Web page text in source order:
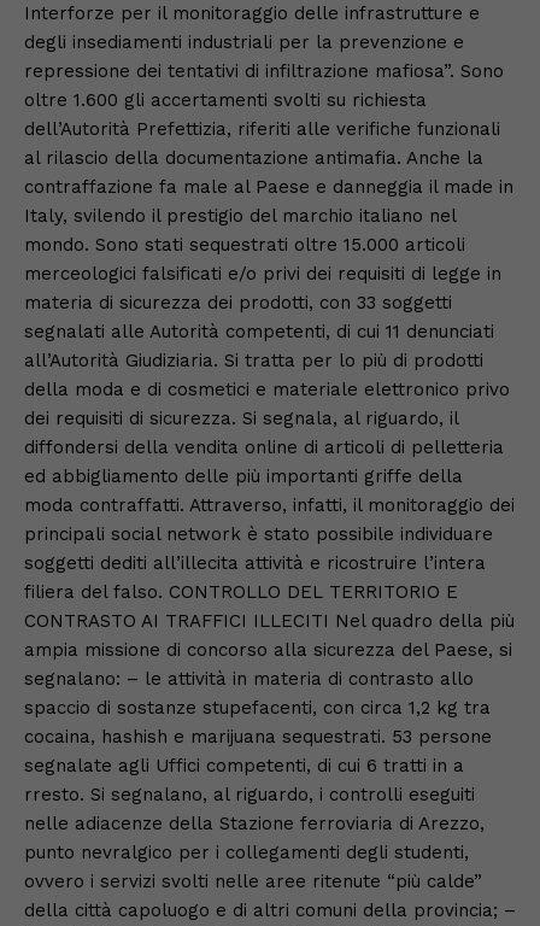
Interforze per il monitoraggio delle infrastrutture e
degli insediamenti industriali per la prevenzione e
repressione dei tentativi di infiltrazione mafiosa”. Sono
oltre 1.600 gli accertamenti svolti su richiesta
dell’Autorità Prefettizia, riferiti alle verifiche funzionali
al rilascio della documentazione antimafia. Anche la
contraffazione fa male al Paese e danneggia il made in
Italy, svilendo il prestigio del marchio italiano nel
mondo. Sono stati sequestrati oltre 15.000 articoli
merceologici falsificati e/o privi dei requisiti di legge in
materia di sicurezza dei prodotti, con 33 soggetti
segnalati alle Autorità competenti, di cui 11 denunciati
all’Autorità Giudiziaria. Si tratta per lo più di prodotti
della moda e di cosmetici e materiale elettronico privo
dei requisiti di sicurezza. Si segnala, al riguardo, il
diffondersi della vendita online di articoli di pelletteria
ed abbigliamento delle più importanti griffe della
moda contraffatti. Attraverso, infatti, il monitoraggio dei
principali social network è stato possibile individuare
soggetti dediti all’illecita attività e ricostruire l’intera
filiera del falso. CONTROLLO DEL TERRITORIO E
CONTRASTO AI TRAFFICI ILLECITI Nel quadro della più
ampia missione di concorso alla sicurezza del Paese, si
segnalano: – le attività in materia di contrasto allo
spaccio di sostanze stupefacenti, con circa 1,2 kg tra
cocaina, hashish e marijuana sequestrati. 53 persone
segnalate agli Uffici competenti, di cui 6 tratti in a
rresto. Si segnalano, al riguardo, i controlli eseguiti
nelle adiacenze della Stazione ferroviaria di Arezzo,
punto nevralgico per i collegamenti degli studenti,
ovvero i servizi svolti nelle aree ritenute “più calde”
della città capoluogo e di altri comuni della provincia; –